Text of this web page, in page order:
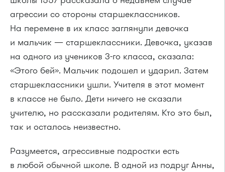
агрессии со стороны старшеклассников.
На перемене в их класс заглянули девочка
и мальчик — старшеклассники. Девочка, указав
на одного из учеников 3-го класса, сказала:
«Этого бей». Мальчик подошел и ударил. Затем
старшеклассники ушли. Учителя в этот момент
в классе не было. Дети ничего не сказали
учителю, но рассказали родителям. Кто это был,
так и осталось неизвестно.
Разумеется, агрессивные подростки есть
в любой обычной школе. В одной из подруг Анны,